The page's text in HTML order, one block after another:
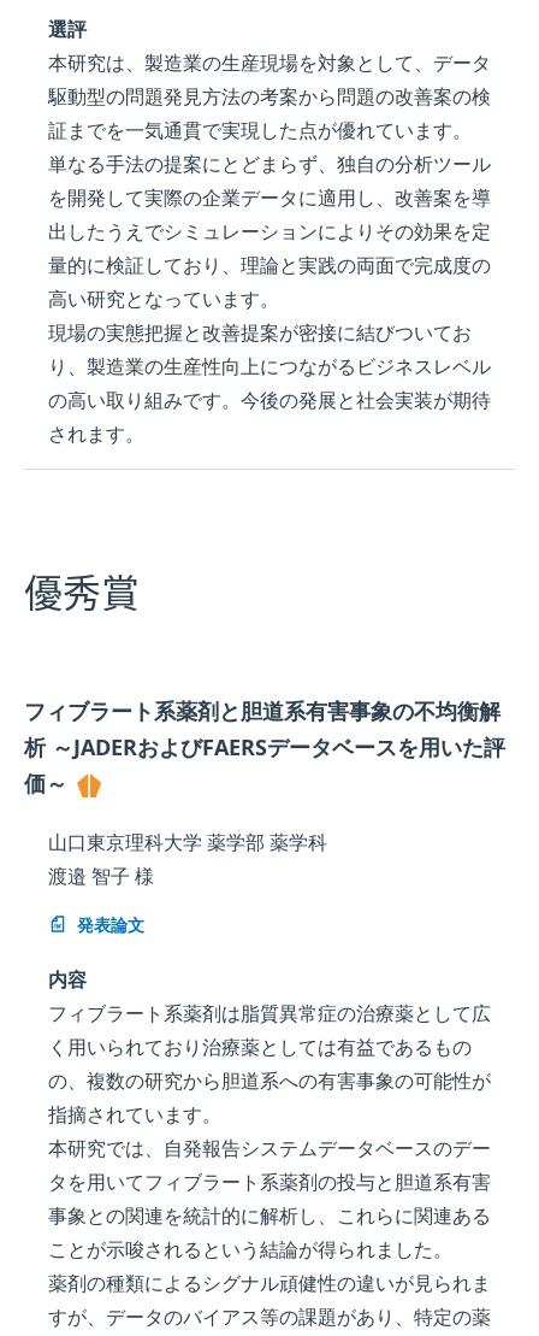
選評
本研究は、製造業の生産現場を対象として、データ
駆動型の問題発見方法の考案から問題の改善案の検
証までを一気通貫で実現した点が優れています。
単なる手法の提案にとどまらず、独自の分析ツール
を開発して実際の企業データに適用し、改善案を導
出したうえでシミュレーションによりその効果を定
量的に検証しており、理論と実践の両面で完成度の
高い研究となっています。
現場の実態把握と改善提案が密接に結びついてお
り、製造業の生産性向上につながるビジネスレベル
の高い取り組みです。今後の発展と社会実装が期待
されます。
優秀賞
フィブラート系薬剤と胆道系有害事象の不均衡解
析 ～JADERおよびFAERSデータベースを用いた評
価～
山口東京理科大学 薬学部 薬学科
渡邉 智子 様
発表論文
内容
フィブラート系薬剤は脂質異常症の治療薬として広
く用いられており治療薬としては有益であるもの
の、複数の研究から胆道系への有害事象の可能性が
指摘されています。
本研究では、自発報告システムデータベースのデー
タを用いてフィブラート系薬剤の投与と胆道系有害
事象との関連を統計的に解析し、これらに関連ある
ことが示唆されるという結論が得られました。
薬剤の種類によるシグナル頑健性の違いが見られま
すが、データのバイアス等の課題があり、特定の薬